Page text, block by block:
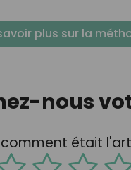
plus sur la
nous
comment était